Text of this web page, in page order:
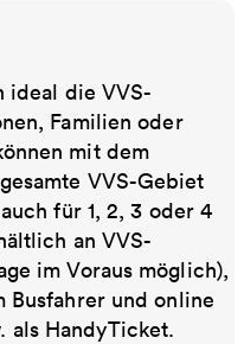
ideal die VVS-
Familien oder
mit dem
VVS-Gebiet
für 1, 2, 3 oder 4
an VVS-
im Voraus möglich),
Busfahrer und online
als HandyTicket.